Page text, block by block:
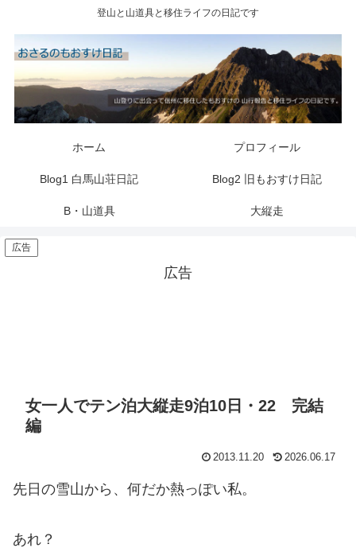
登山と山道具と移住ライフの日記です
ホーム プロフィール
Blog1 白馬山荘日記 Blog2 旧もおすけ日記
B・山道具 大縦走
広告
広告
女一人でテン泊大縦走9泊10日・22 完結
編
2013.11.20 2026.06.17
先日の雪山から、何だか熱っぽい私。
あれ？